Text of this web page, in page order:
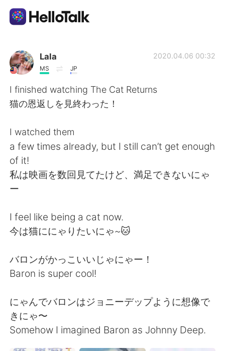
Language Exchange App
AI Grammar Checker
English
简体中文 繁體中文
Español العربية
日本語 한국어
Русский ไทย
Indonesia Italiano
Türkçe Tiếng Việt
Português
Lala
MS JP
2020.04.06 00:32
I finished watching The Cat Returns
猫の恩返しを見終わった！
I watched them
a few times already, but I still can’t get enough
of it!
私は映画を数回見てたけど、満足できないにゃ
ー
I feel like being a cat now.
今は猫ににゃりたいにゃ~🐱
バロンがかっこいいじゃにゃー！
Baron is super cool!
にゃんでバロンはジョニーデップように想像で
きにゃ〜
Somehow I imagined Baron as Johnny Deep.